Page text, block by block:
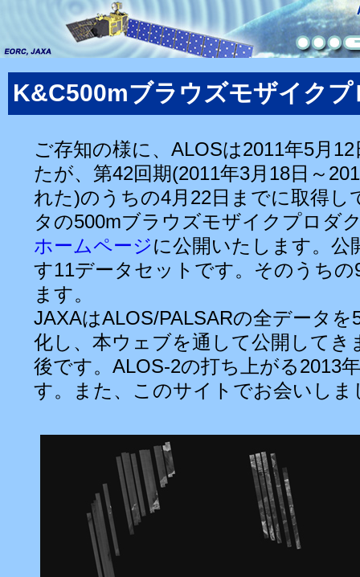
K&C500mブラウズモザイク
ご存知の様に、ALOSは2011年5月
たが、第42回期(2011年3月18日～
れた)のうちの4月22日までに取得し
タの500mブラウズモザイクプロダ
ホームページに公開いたします。公
す11データセットです。そのうちの
ます。
JAXAはALOS/PALSARの全データ
化し、本ウェブを通して公開してき
後です。ALOS-2の打ち上がる2013
す。また、このサイトでお会いしま